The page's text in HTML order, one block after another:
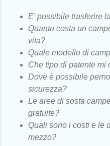
E' possibile trasferire
Quanto costa un
vita?
Quale modello di
Che tipo di patente mi
Dove è possibile
sicurezza?
Le aree di sosta
gratuite?
Quali sono i costi e le
mezzo?